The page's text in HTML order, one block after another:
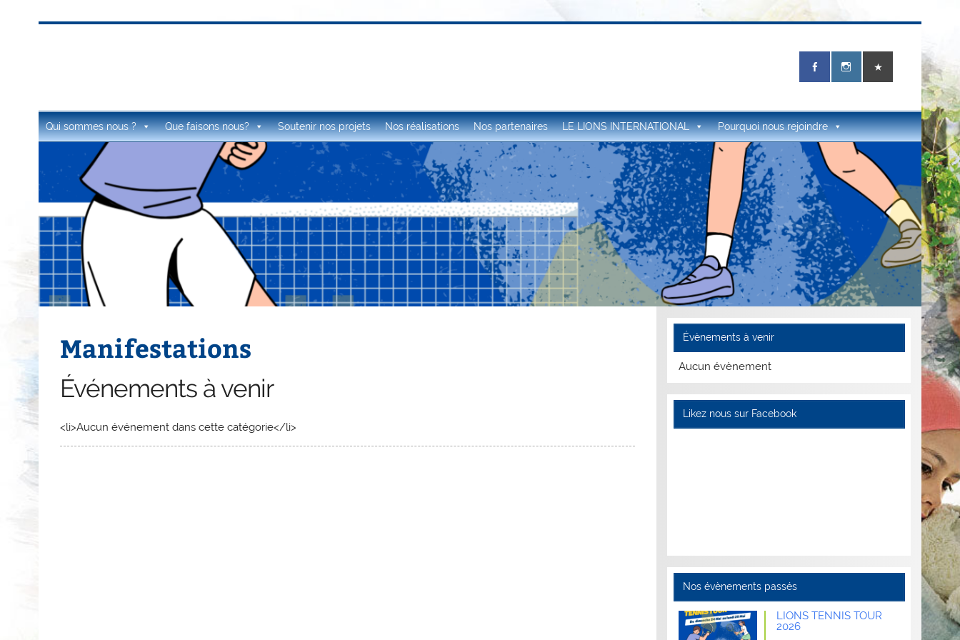
Qui sommes nous ? Que faisons nous? Soutenir nos projets Nos réalisations Nos partenaires LE LIONS INTERNATIONAL Pourquoi nous rejoindre
Manifestations
Événements à venir
<li>Aucun événement dans cette catégorie</li>
Évènements à venir
Aucun évènement
Likez nous sur Facebook
Nos évènements passés
LIONS TENNIS TOUR
2026